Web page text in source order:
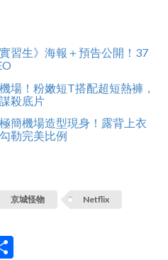
習生》海報＋預告公開！37
場！粉嫩短T搭配超短熱褲，
殺底片
簡機場造型現身！露背上衣
勒完美比例
京城怪物 Netflix